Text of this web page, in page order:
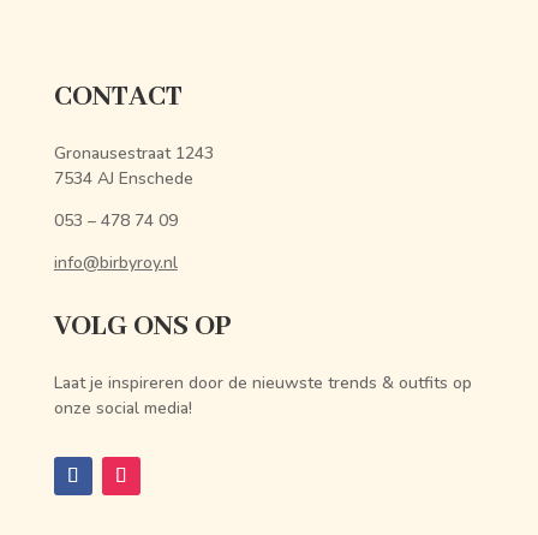
CONTACT
Gronausestraat 1243
7534 AJ Enschede
053 – 478 74 09
info@birbyroy.nl
VOLG ONS OP
Laat je inspireren door de nieuwste trends & outfits op
onze social media!